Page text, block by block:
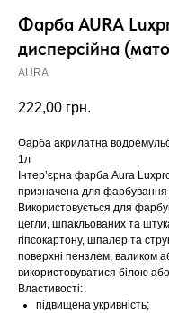
Фарба AURA
дисперсійна
AURA
222,00 грн.
Фарба акрилатна
1л
Інтер’єрна фарба Aura
призначена для фарбування
Використовується для
цегли, шпакльованих та
гіпсокартону, шпалер та
поверхні пензлем, валиком
використовуватися білою
Властивості:
підвищена укривність;